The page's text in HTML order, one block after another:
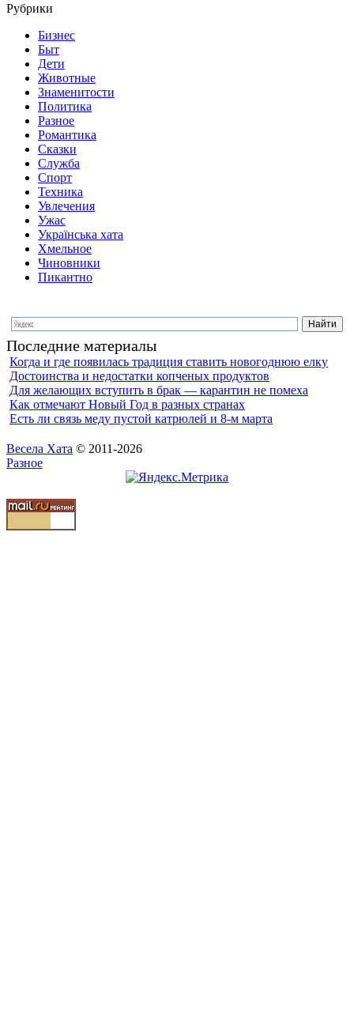
Рубрики
Бизнес
Быт
Дети
Животные
Знаменитости
Политика
Разное
Романтика
Сказки
Служба
Спорт
Техника
Увлечения
Ужас
Українська хата
Хмельное
Чиновники
Пикантно
Последние материалы
Когда и где появилась традиция ставить новогоднюю елку
Достоинства и недостатки копченых продуктов
Для желающих вступить в брак — карантин не помеха
Как отмечают Новый Год в разных странах
Есть ли связь меду пустой катрюлей и 8-м марта
Весела Хата © 2011-2026
Разное